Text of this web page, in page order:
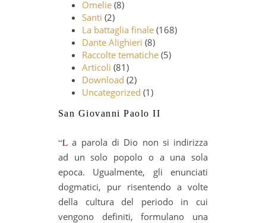
Omelie(8)
Santi (2)
La battaglia finale(168)
Dante Alighieri (8)
Raccolte tematiche(5)
Articoli (81)
Download (2)
Uncategorized (1)
San Giovanni Paolo II
“La parola di Dio non si indirizza
ad un solo popolo o a una sola
epoca. Ugualmente, gli enunciati
dogmatici, pur risentendo a volte
della cultura del periodo in cui
vengono definiti, formulano una